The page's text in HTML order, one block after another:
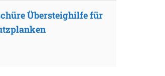
Übersteighilfe für